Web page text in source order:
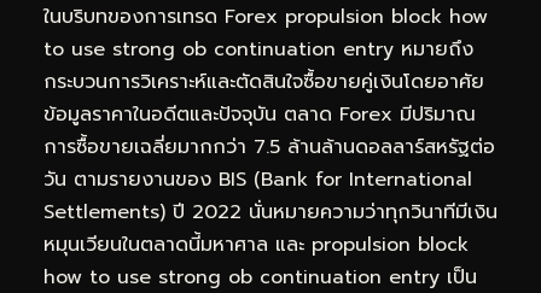
ในบริบทของการเทรด Forex propulsion block how
to use strong ob continuation entry หมายถึง
กระบวนการวิเคราะห์และตัดสินใจซื้อขายคู่เงินโดยอาศัย
ข้อมูลราคาในอดีตและปัจจุบัน ตลาด Forex มีปริมาณ
การซื้อขายเฉลี่ยมากกว่า 7.5 ล้านล้านดอลลาร์สหรัฐต่อ
วัน ตามรายงานของ BIS (Bank for International
Settlements) ปี 2022 นั่นหมายความว่าทุกวินาทีมีเงิน
หมุนเวียนในตลาดนี้มหาศาล และ propulsion block
how to use strong ob continuation entry เป็น